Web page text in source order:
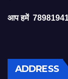
आप हमें
ADDRESS